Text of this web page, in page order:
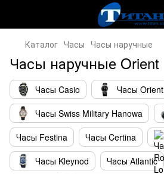
Каталог Часы Часы наручные
Часы наручные Orient
Часы Casio
Часы Orient
Часы Swiss Military Hanowa
Часы Festina
Часы Certina
Часы Kleynod
Часы Atlantic